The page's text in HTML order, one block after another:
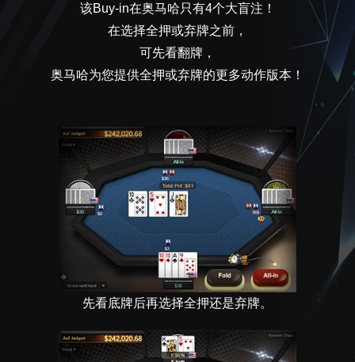
该Buy-in在奥马哈只有4个大盲注！
在选择全押或弃牌之前，
可先看翻牌，
奥马哈为您提供全押或弃牌的更多动作版本！
先看底牌后再选择全押还是弃牌。